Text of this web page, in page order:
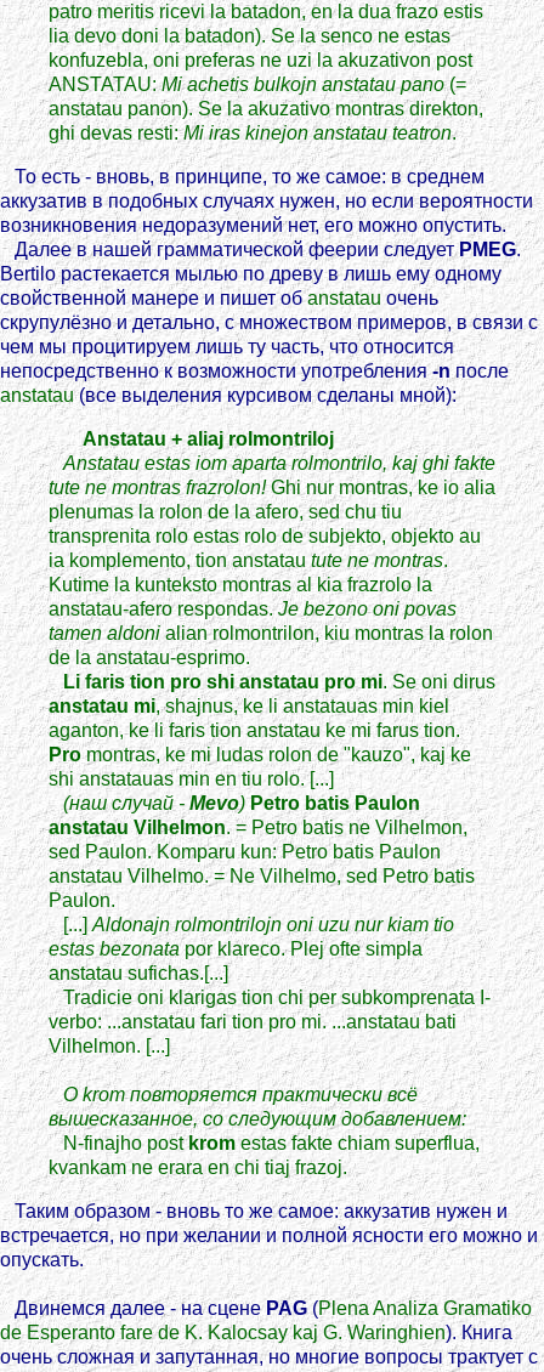
patro meritis ricevi la batadon, en la dua frazo estis
lia devo doni la batadon). Se la senco ne estas
konfuzebla, oni preferas ne uzi la akuzativon post
ANSTATAU:Mi achetis bulkojn anstatau pano(=
anstatau panon). Se la akuzativo montras direkton,
ghi devas resti:Mi iras kinejon anstatau teatron.
То есть - вновь, в принципе, то же самое: в среднем
аккузатив в подобных случаях нужен, но если вероятности
возникновения недоразумений нет, его можно опустить.
Далее в нашей грамматической феерии следует PMEG.
Bertilo растекается мылью по древу в лишь ему одному
свойственной манере и пишет обanstatau очень
скрупулёзно и детально, с множеством примеров, в связи с
чем мы процитируем лишь ту часть, что относится
непосредственно к возможности употребления-nпосле
anstatau(все выделения курсивом сделаны мной):
Anstatau + aliaj rolmontriloj
Anstatau estas iom aparta rolmontrilo, kaj ghi fakte
tute ne montras frazrolon!Ghi nur montras, ke io alia
plenumas la rolon de la afero, sed chu tiu
transprenita rolo estas rolo de subjekto, objekto au
ia komplemento, tion anstatau tute ne montras.
Kutime la kunteksto montras al kia frazrolo la
anstatau-afero respondas.Je bezono oni povas
tamen aldonialian rolmontrilon, kiu montras la rolon
de la anstatau-esprimo.
Li faris tion pro shi anstatau pro mi. Se oni dirus
anstatau mi, shajnus, ke li anstatauas min kiel
aganton, ke li faris tion anstatau ke mi farus tion.
Promontras, ke mi ludas rolon de "kauzo", kaj ke
shi anstatauas min en tiu rolo. [...]
(наш случай - Mevo) Petro batis Paulon
anstatau Vilhelmon. = Petro batis ne Vilhelmon,
sed Paulon. Komparu kun: Petro batis Paulon
anstatau Vilhelmo. = Ne Vilhelmo, sed Petro batis
Paulon.
[...] Aldonajn rolmontrilojn oni uzu nur kiam tio
estas bezonatapor klareco. Plej ofte simpla
anstatau sufichas.[...]
Tradicie oni klarigas tion chi per subkomprenata I-
verbo: ...anstatau fari tion pro mi. ...anstatau bati
Vilhelmon. [...]
О krom повторяется практически всё
вышесказанное, со следующим добавлением:
N-finajho postkromestas fakte chiam superflua,
kvankam ne erara en chi tiaj frazoj.
Таким образом - вновь то же самое: аккузатив нужен и
встречается, но при желании и полной ясности его можно и
опускать.
Двинемся далее - на сцене PAG(Plena Analiza Gramatiko
de Esperanto fare de K. Kalocsay kaj G. Waringhien). Книга
очень сложная и запутанная, но многие вопросы трактует с